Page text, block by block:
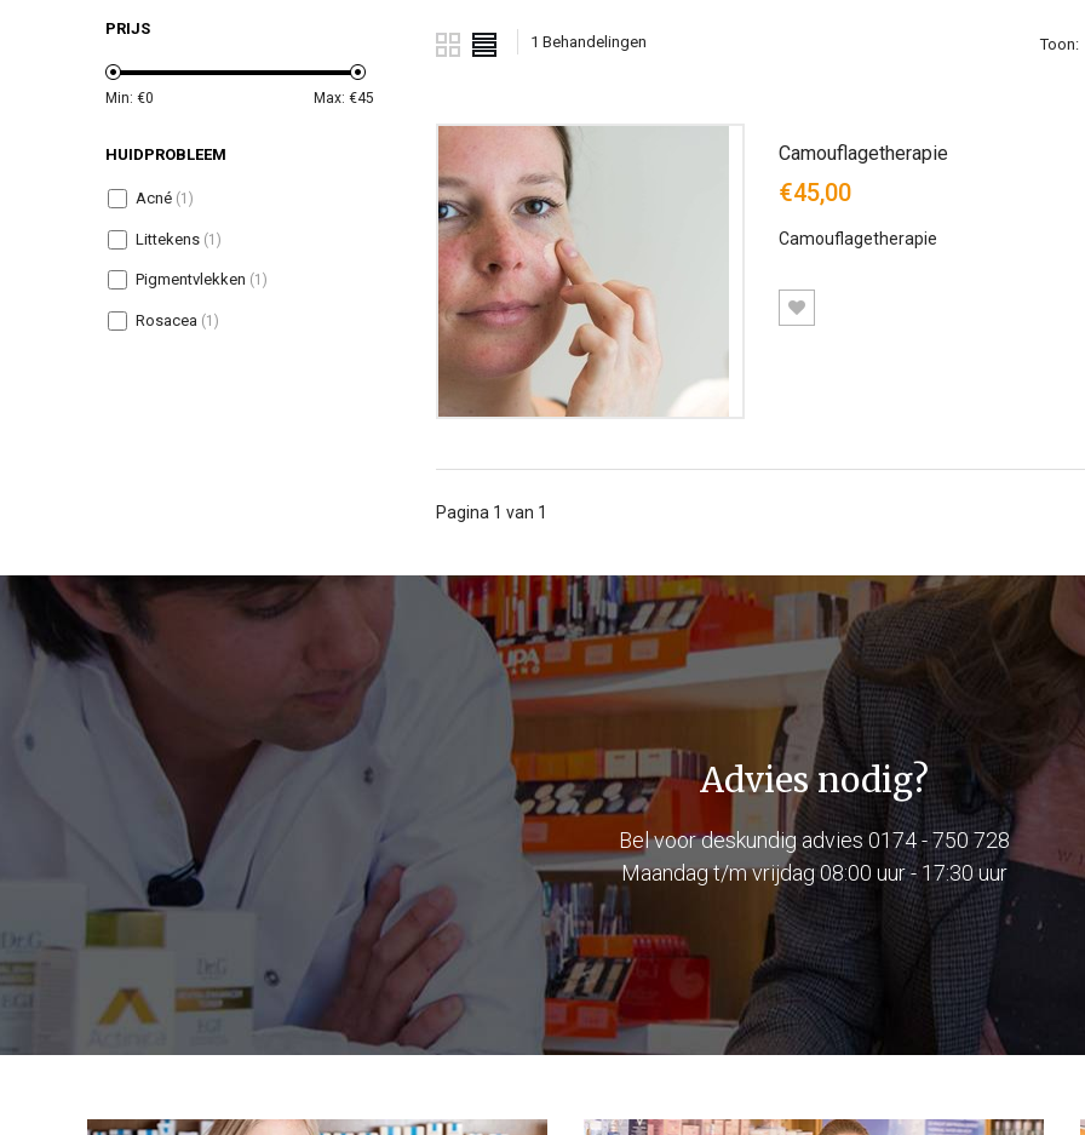
PRIJS
Min: €0 Max: €45
HUIDPROBLEEM
Acné (1)
Littekens (1)
Pigmentvlekken (1)
Rosacea (1)
1 Behandelingen Toon:
Camouflagetherapie
€45,00
Camouflagetherapie
Pagina 1 van 1
Advies nodig?
Bel voor deskundig advies 0174 - 750 728
Maandag t/m vrijdag 08:00 uur - 17:30 uur